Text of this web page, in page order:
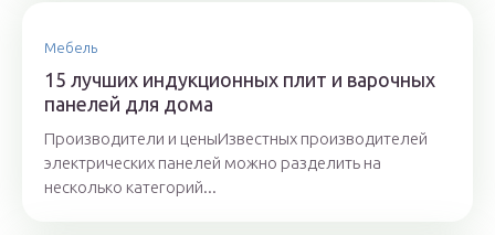
Мебель
15 лучших индукционных плит и варочных
панелей для дома
Производители и ценыИзвестных производителей
электрических панелей можно разделить на
несколько категорий...